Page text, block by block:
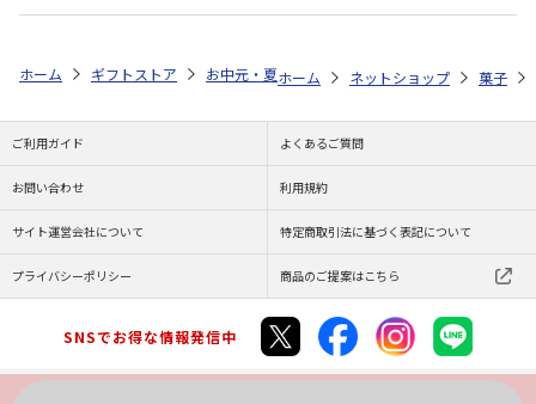
ホーム ギフトストア お中元・夏ギフト特集 2026 ゆうゆうギフト
ホーム ネットショップ 菓子
ご利用ガイド よくあるご質問
お問い合わせ 利用規約
サイト運営会社について 特定商取引法に基づく表記について
プライバシーポリシー 商品のご提案はこちら
SNSでお得な情報発信中